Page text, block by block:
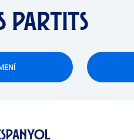
PARTITS